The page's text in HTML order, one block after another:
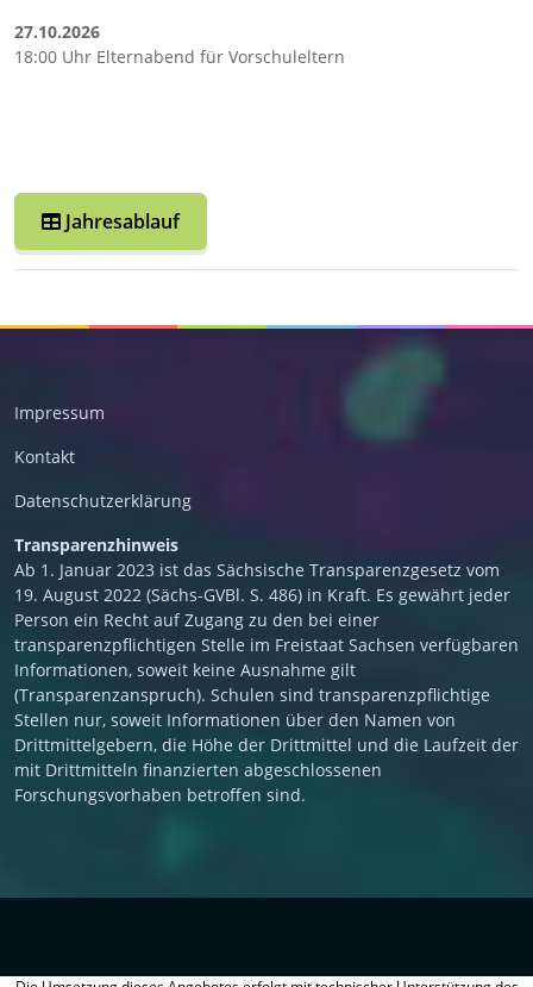
27.10.2026
18:00 Uhr Elternabend für Vorschuleltern
Jahresablauf
Impressum
Kontakt
Datenschutzerklärung
Transparenzhinweis
Ab 1. Januar 2023 ist das Sächsische Transparenzgesetz vom
19. August 2022 (Sächs-GVBl. S. 486) in Kraft. Es gewährt jeder
Person ein Recht auf Zugang zu den bei einer
transparenzpflichtigen Stelle im Freistaat Sachsen verfügbaren
Informationen, soweit keine Ausnahme gilt
(Transparenzanspruch). Schulen sind transparenzpflichtige
Stellen nur, soweit Informationen über den Namen von
Drittmittelgebern, die Höhe der Drittmittel und die Laufzeit der
mit Drittmitteln finanzierten abgeschlossenen
Forschungsvorhaben betroffen sind.